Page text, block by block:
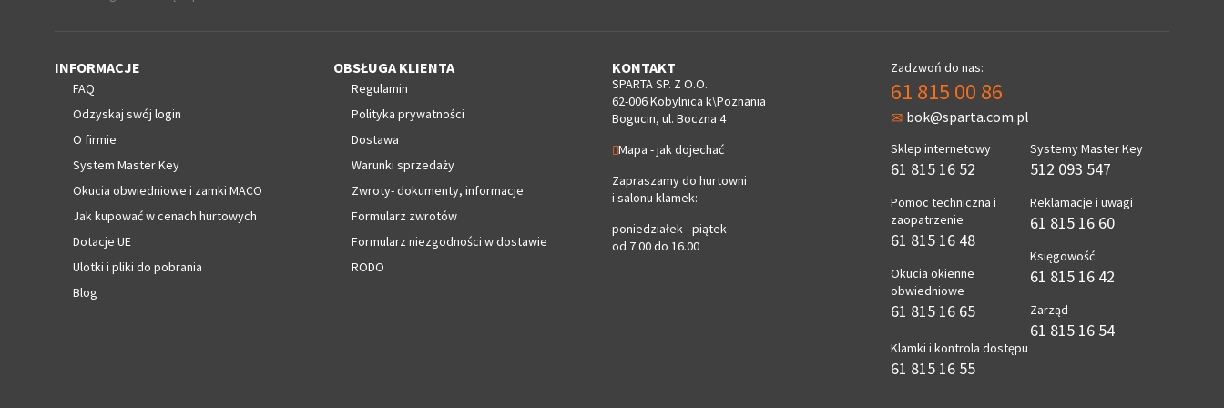
INFORMACJE
FAQ
Odzyskaj swój login
O firmie
System Master Key
Okucia obwiedniowe i zamki MACO
Jak kupować w cenach hurtowych
Dotacje UE
Ulotki i pliki do pobrania
Blog
OBSŁUGA KLIENTA
Regulamin
Polityka prywatności
Dostawa
Warunki sprzedaży
Zwroty- dokumenty, informacje
Formularz zwrotów
Formularz niezgodności w dostawie
RODO
KONTAKT
SPARTA SP. Z O.O.
62-006 Kobylnica k\Poznania
Bogucin, ul. Boczna 4
Mapa - jak dojechać
Zapraszamy do hurtowni
i salonu klamek:
poniedziałek - piątek
od 7.00 do 16.00
Zadzwoń do nas:
61 815 00 86
bok@sparta.com.pl
Sklep internetowy
61 815 16 52
Pomoc techniczna i
zaopatrzenie
61 815 16 48
Okucia okienne
obwiedniowe
61 815 16 65
Klamki i kontrola dostępu
61 815 16 55
Systemy Master Key
512 093 547
Reklamacje i uwagi
61 815 16 60
Księgowość
61 815 16 42
Zarząd
61 815 16 54